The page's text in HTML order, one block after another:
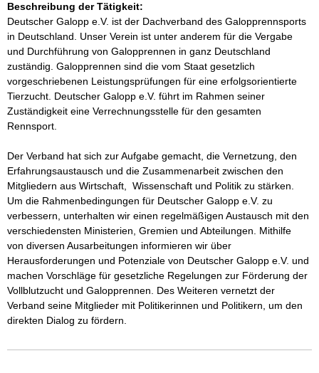
Beschreibung der Tätigkeit:
Deutscher Galopp e.V. ist der Dachverband des Galopprennsports
in Deutschland. Unser Verein ist unter anderem für die Vergabe
und Durchführung von Galopprennen in ganz Deutschland
zuständig. Galopprennen sind die vom Staat gesetzlich
vorgeschriebenen Leistungsprüfungen für eine erfolgsorientierte
Tierzucht. Deutscher Galopp e.V. führt im Rahmen seiner
Zuständigkeit eine Verrechnungsstelle für den gesamten
Rennsport.
Der Verband hat sich zur Aufgabe gemacht, die Vernetzung, den
Erfahrungsaustausch und die Zusammenarbeit zwischen den
Mitgliedern aus Wirtschaft,  Wissenschaft und Politik zu stärken.
Um die Rahmenbedingungen für Deutscher Galopp e.V. zu
verbessern, unterhalten wir einen regelmäßigen Austausch mit den
verschiedensten Ministerien, Gremien und Abteilungen. Mithilfe
von diversen Ausarbeitungen informieren wir über
Herausforderungen und Potenziale von Deutscher Galopp e.V. und
machen Vorschläge für gesetzliche Regelungen zur Förderung der
Vollblutzucht und Galopprennen. Des Weiteren vernetzt der
Verband seine Mitglieder mit Politikerinnen und Politikern, um den
direkten Dialog zu fördern.